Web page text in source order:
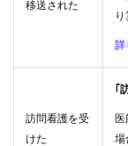
移送された
詳
訪問看護を受
けた
｢
場